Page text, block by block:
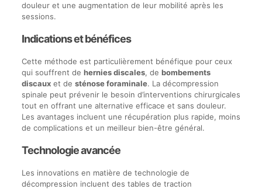
douleur et une augmentation de leur mobilité après les
sessions.
Indications et bénéfices
Cette méthode est particulièrement bénéfique pour ceux
qui souffrent de hernies discales, de bombements
discauxet de sténose foraminale. La décompression
spinale peut prévenir le besoin d’interventions chirurgicales
tout en offrant une alternative efficace et sans douleur.
Les avantages incluent une récupération plus rapide, moins
de complications et un meilleur bien-être général.
Technologie avancée
Les innovations en matière de technologie de
décompression incluent des tables de traction